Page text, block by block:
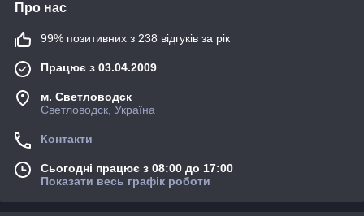
Про нас
99% позитивних з 238 відгуків за рік
Працює з 03.04.2009
м. Светловодск
Светловодск, Україна
Контакти
Сьогодні працює з 08:00 до 17:00
Показати весь графік роботи